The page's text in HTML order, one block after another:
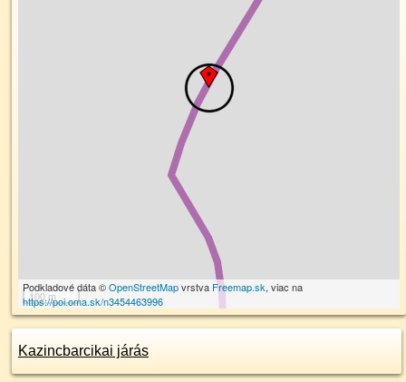
100 m
Podkladové dáta ©OpenStreetMapvrstva Freemap.sk, viac na
https://poi.oma.sk/n3454463996
Kazincbarcikai járás